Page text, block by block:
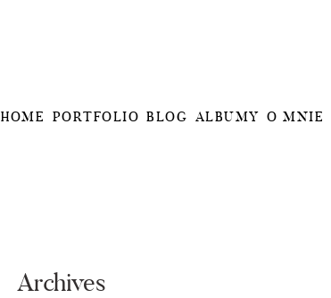
HOME PORTFOLIO BLOG ALBUMY O MNIE
Archives